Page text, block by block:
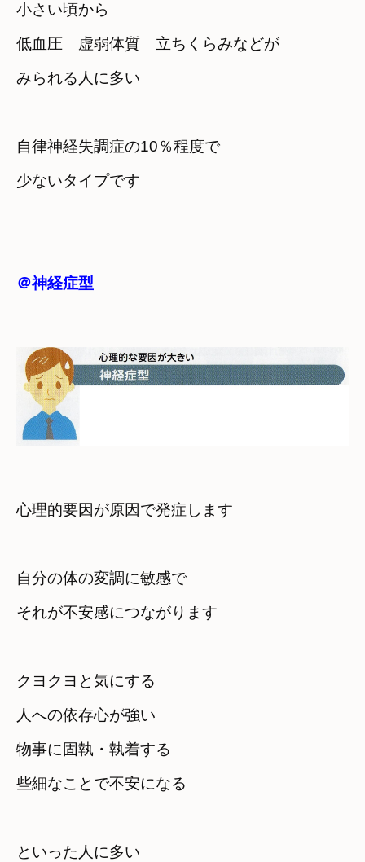
小さい頃から
低血圧　虚弱体質　立ちくらみなどが
みられる人に多い
自律神経失調症の10％程度で
＠神経症型
心理的要因が原因で発症します
自分の体の変調に敏感で
それが不安感につながります
クヨクヨと気にする
人への依存心が強い
物事に固執・執着する
といった人に多い